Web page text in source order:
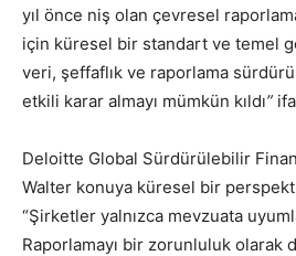
yıl önce niş olan çevresel
için küresel bir standart ve temel
veri, şeffaflık ve raporlama
etkili karar almayı mümkün kıldı”
Deloitte Global Sürdürülebilir
Walter konuya küresel bir
“Şirketler yalnızca mevzuata
Raporlamayı bir zorunluluk olarak